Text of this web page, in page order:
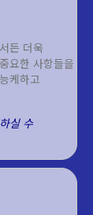
든 더욱
요한 사항들을
케하고
실 수